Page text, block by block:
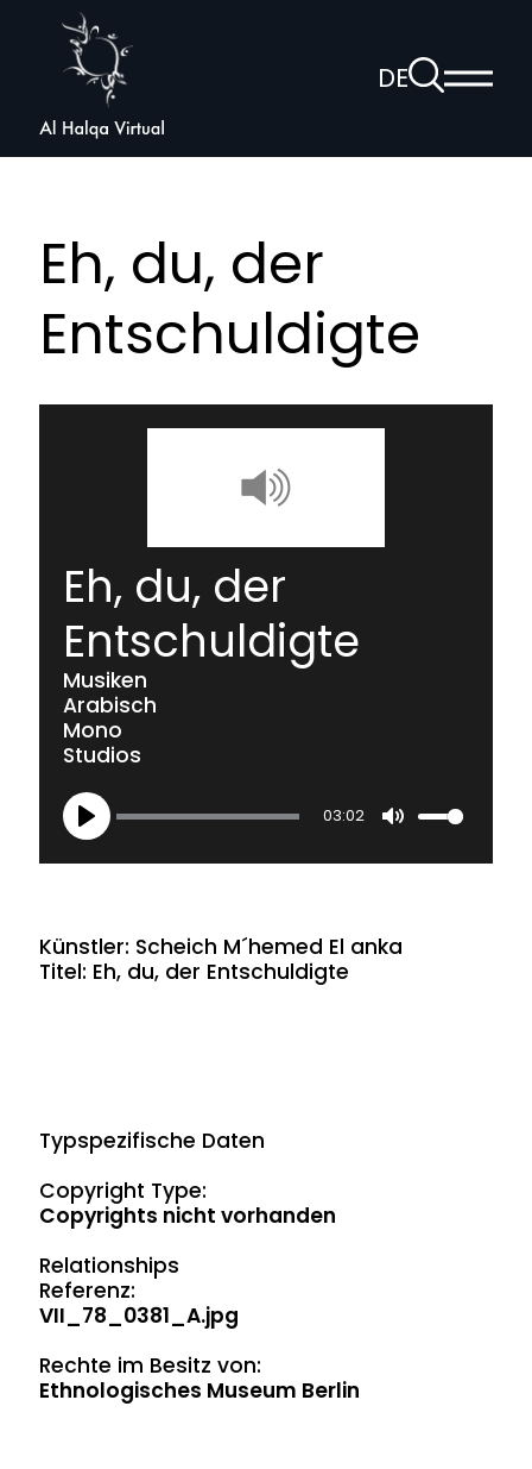
Halqa
DEZur
Suchseite
Eh, du, der
Entschuldigte
Eh, du, der
Entschuldigte
Musiken
Arabisch
Mono
Studios
Play
03:02
Künstler: Scheich M´hemed El anka
Titel: Eh, du, der Entschuldigte
Typspezifische Daten
Copyright Type:
Copyrights nicht vorhanden
Relationships
Referenz:
VII_78_0381_A.jpg
Rechte im Besitz von:
Ethnologisches Museum Berlin